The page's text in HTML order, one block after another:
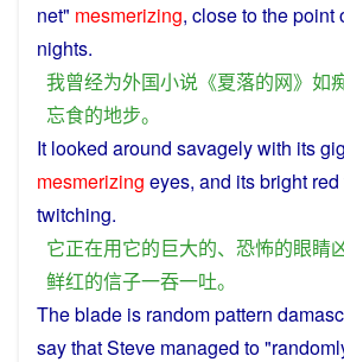
net" mesmerizing, closeto thepoint
nights.
我曾经为外国小说 《夏落的网》 如
忘食的地步。
It looked around savagelywith its
mesmerizing eyes, and its bright
twitching.
它正在用它的巨大的、 恐怖的眼睛
鲜红的信子一吞一吐。
Theblade is randompattern
saythat Steve managed to "